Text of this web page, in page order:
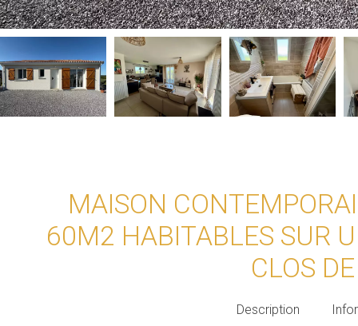
MAISON
60M2 HABITABLES SUR
CLOS
Description